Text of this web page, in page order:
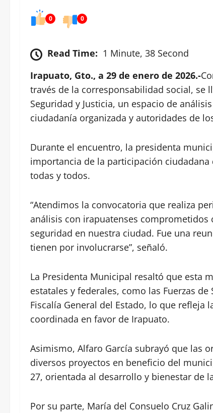
0 0
Read Time: 1 Minute, 38 Second
Irapuato, Gto., a 29 de enero de 2026.-
través de la corresponsabilidad social, se
Seguridad y Justicia, un espacio de
ciudadanía organizada y autoridades de
Durante el encuentro, la presidenta
importancia de la participación
todas y todos.
“Atendimos la convocatoria que realiza
análisis con irapuatenses
seguridad en nuestra ciudad. Fue una
tienen por involucrarse”, señaló.
La Presidenta Municipal resaltó que esta
estatales y federales, como las Fuerzas
Fiscalía General del Estado, lo que
coordinada en favor de Irapuato.
Asimismo, Alfaro García subrayó que las
diversos proyectos en beneficio del
27, orientada al desarrollo y bienestar de
Por su parte, María del Consuelo Cruz